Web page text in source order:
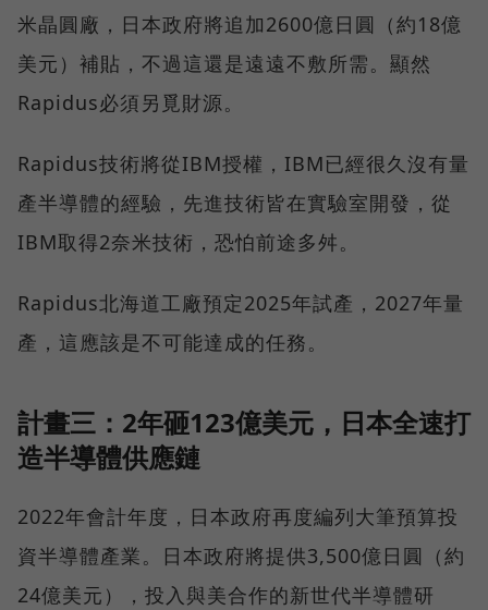
米晶圓廠，日本政府將追加2600億日圓（約18億
美元）補貼，不過這還是遠遠不敷所需。顯然
Rapidus必須另覓財源。
Rapidus技術將從IBM授權，IBM已經很久沒有量
產半導體的經驗，先進技術皆在實驗室開發，從
IBM取得2奈米技術，恐怕前途多舛。
Rapidus北海道工廠預定2025年試產，2027年量
產，這應該是不可能達成的任務。
計畫三：2年砸123億美元，日本全速打
造半導體供應鏈
2022年會計年度，日本政府再度編列大筆預算投
資半導體產業。日本政府將提供3,500億日圓（約
24億美元），投入與美合作的新世代半導體研